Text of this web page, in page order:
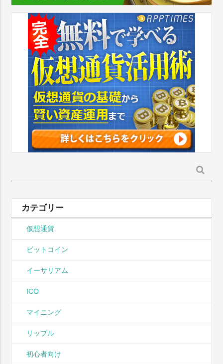
索:
カテゴリー
仮想通貨
ビットコイン
イーサリアム
ICO
マイニング
リップル
初心者向け